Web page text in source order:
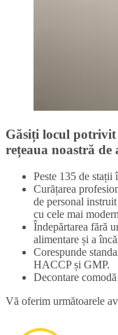
Găsiți locul
rețeaua noastră de
Peste 135 de stații
Curățarea
de personal
cu cele mai
Îndepărtarea fără
alimentare și a
Corespunde
HACCP și GMP.
Decontare
Vă oferim următoarele